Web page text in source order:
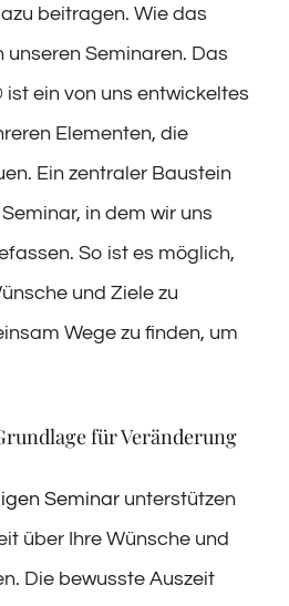
beitragen. Wie das
unseren Seminaren. Das
ein von uns entwickeltes
Elementen, die
Ein zentraler Baustein
in dem wir uns
So ist es möglich,
und Ziele zu
Wege zu finden, um
für Veränderung
Seminar unterstützen
über Ihre Wünsche und
Die bewusste Auszeit